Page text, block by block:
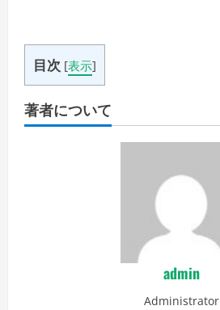
目次 [表示]
著者について
admin
Administrator